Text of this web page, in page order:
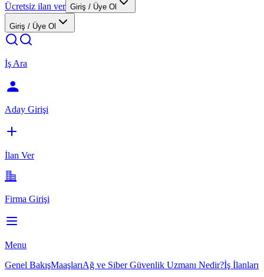
Ücretsiz ilan ver Giriş / Üye Ol
Giriş / Üye Ol
İş Ara
Aday Girişi
İlan Ver
Firma Girişi
Menu
Genel BakışMaaşlarıAğ ve Siber Güvenlik Uzmanı Nedir?İş İlanları